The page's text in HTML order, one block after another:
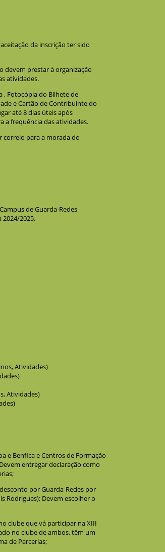
da inscrição ter sido
devem prestar à organização
atividades.
, Fotocópia do Bilhete de
e Cartão de Contribuinte do
até 8 dias úteis após
a frequência das atividades.
correio para a morada do
de Guarda-Redes
2024/2025.
Atividades)
Atividades)
e Benfica e Centros de Formação
entregar declaração como
por Guarda-Redes por
Rodrigues); Devem escolher o
clube que vá participar na XIII
no clube de ambos, têm um
de Parcerias;